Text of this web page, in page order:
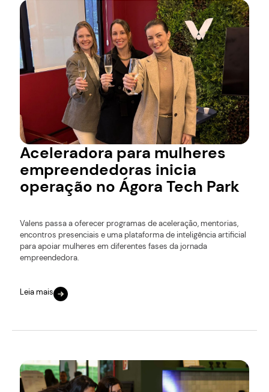
Aceleradora para mulheres
empreendedoras inicia
operação no Ágora Tech Park
Valens passa a oferecer programas de aceleração, mentorias,
encontros presenciais e uma plataforma de inteligência artificial
para apoiar mulheres em diferentes fases da jornada
empreendedora.
Leia mais